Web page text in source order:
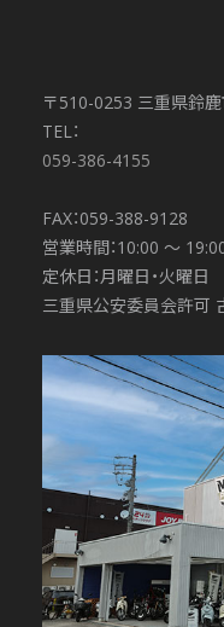
〒510-0253 三重県鈴
TEL：
059-386-4155
FAX：059-388-9128
営業時間：10:00 〜
定休日：月曜日・火曜日
三重県公安委員会許可